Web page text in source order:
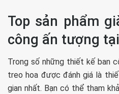
Top sản phẩm
công ấn tượng
Trong số những thiết kế ban
treo hoa được đánh giá là
gian nhất. Bạn có thể tham